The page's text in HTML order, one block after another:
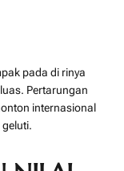
pada di rinya
Pertarungan
internasional